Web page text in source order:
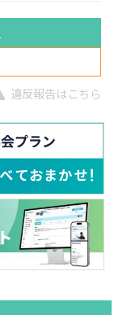
違反報告はこちら